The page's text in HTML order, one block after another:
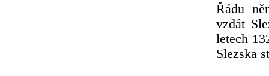
Řádu
vzdát
letech
Slezska